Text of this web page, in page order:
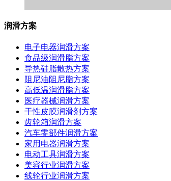
润滑方案
电子电器润滑方案
食品级润滑脂方案
导热硅脂散热方案
阻尼油阻尼脂方案
高低温润滑脂方案
医疗器械润滑方案
干性皮膜润滑剂方案
齿轮箱润滑方案
汽车零部件润滑方案
家用电器润滑方案
电动工具润滑方案
美容行业润滑方案
线轮行业润滑方案